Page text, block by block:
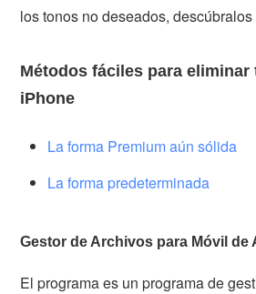
los tonos no deseados, descúbralos
Métodos fáciles para eliminar
iPhone
La forma Premium aún sólida
La forma predeterminada
Gestor de Archivos para Móvil de
El programa es un programa de